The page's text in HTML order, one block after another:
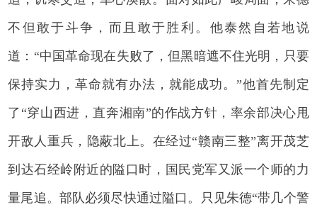
不但敢于斗争，而且敢于胜利。他泰然自若地说
道：“中国革命现在失败了，但黑暗遮不住光明，只要
保持实力，革命就有办法，就能成功。”他首先制定
了“穿山西进，直奔湘南”的作战方针，率余部决心甩
开敌人重兵，隐蔽北上。在经过“赣南三整”离开茂芝
到达石经岭附近的隘口时，国民党军又派一个师的力
量尾追。部队必须尽快通过隘口。只见朱德“带几个警